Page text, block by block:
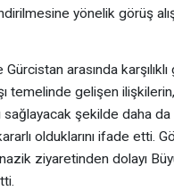
yönelik görüş
arasında
temelinde gelişen
sağlayacak şekilde daha da
olduklarını ifade etti.
ziyaretinden dolayı